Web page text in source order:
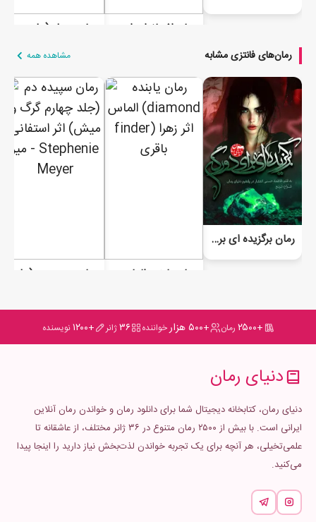
رمان‌های فانتزی مشابه مشاهده همه
رمان برگزیده ای برای دورگه
+۲۵۰۰ رمان +۵۰۰ هزار خواننده ۳۶ژانر +۱۲۰۰ نویسنده
دنیای رمان
دنیای رمان، کتابخانه دیجیتال شما برای دانلود رمان و خواندن رمان آنلاین
ایرانی است. با بیش از ۲۵۰۰ رمان متنوع در ۳۶ ژانر مختلف، از عاشقانه تا
علمی‌تخیلی، هر آنچه برای یک تجربه خواندن لذت‌بخش نیاز دارید را اینجا پیدا
می‌کنید.